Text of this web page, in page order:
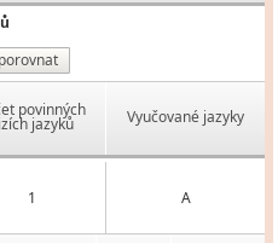
porovnat
povinných
jazyků Vyučované jazyky
1 A